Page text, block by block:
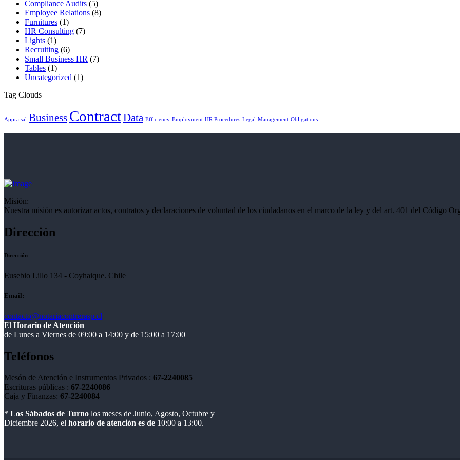
Compliance Audits (5)
Employee Relations (8)
Furnitures (1)
HR Consulting (7)
Lights (1)
Recruiting (6)
Small Business HR (7)
Tables (1)
Uncategorized (1)
Tag Clouds
Appraisal Business ContractData Efficiency Employment HR Procedures Legal Management Obligations
Misión:
Nuestra misión es autorizar actos, contratos y declaraciones de voluntad de los ciudadanos en el marco de la ley y del art. 401 del Código
Dirección
Dirección
Eusebio Lillo 134 - Coyhaique. Chile
Email:
contacto@notariacontrerasp.cl
El Horario de Atención
de Lunes a Viernes de 09:00 a 14:00 y de 15:00 a 17:00
Teléfonos
Mesón de Atención e Instrumentos Privados : 67-2240085
Escrituras públicas : 67-2240086
Caja y Finanzas: 67-2240084
* Los Sábados de Turno los meses de Junio, Agosto, Octubre y
Diciembre 2026, el horario de atención es de 10:00 a 13:00.